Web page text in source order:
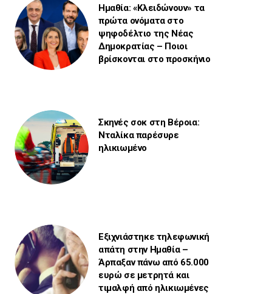
Ημαθία: «Κλειδώνουν» τα
πρώτα ονόματα στο
ψηφοδέλτιο της Νέας
Δημοκρατίας – Ποιοι
βρίσκονται στο προσκήνιο
Σκηνές σοκ στη Βέροια:
Νταλίκα παρέσυρε
ηλικιωμένο
Εξιχνιάστηκε τηλεφωνική
απάτη στην Ημαθία –
Άρπαξαν πάνω από 65.000
ευρώ σε μετρητά και
τιμαλφή από ηλικιωμένες